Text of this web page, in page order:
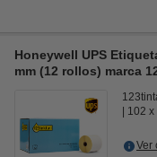
Honeywell UPS
mm (12 rollos) marca
102 x
Ver